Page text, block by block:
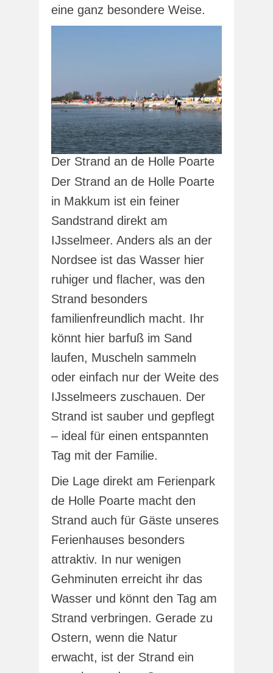
eine ganz besondere Weise.
Der Strand an de Holle Poarte
Der Strand an de Holle Poarte
in Makkum ist ein feiner
Sandstrand direkt am
IJsselmeer. Anders als an der
Nordsee ist das Wasser hier
ruhiger und flacher, was den
Strand besonders
familienfreundlich macht. Ihr
könnt hier barfuß im Sand
laufen, Muscheln sammeln
oder einfach nur der Weite des
IJsselmeers zuschauen. Der
Strand ist sauber und gepflegt
– ideal für einen entspannten
Tag mit der Familie.
Die Lage direkt am Ferienpark
de Holle Poarte macht den
Strand auch für Gäste unseres
Ferienhauses besonders
attraktiv. In nur wenigen
Gehminuten erreicht ihr das
Wasser und könnt den Tag am
Strand verbringen. Gerade zu
Ostern, wenn die Natur
erwacht, ist der Strand ein